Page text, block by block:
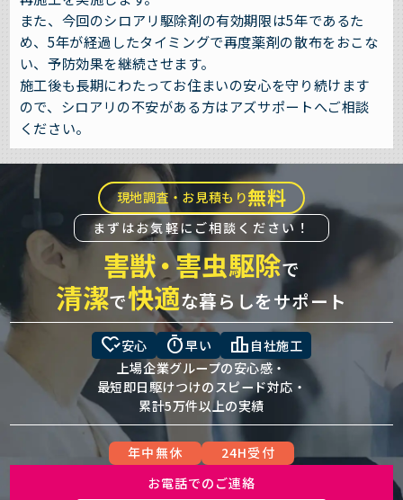
また、今回のシロアリ駆除剤の有効期限は5年であるた
め、5年が経過したタイミングで再度薬剤の散布をおこな
い、予防効果を継続させます。
施工後も長期にわたってお住まいの安心を守り続けます
ので、シロアリの不安がある方はアズサポートへご相談
ください。
現地調査・お見積もり無料
まずはお気軽にご相談ください！
害獣・害虫駆除で
清潔で快適な暮らしをサポート
heart_check安心 timer早い leaderboard 自社施工
上場企業グループの安心感・
最短即日駆けつけのスピード対応・
累計5万件以上の実績
年中無休
24H受付
お電話でのご連絡